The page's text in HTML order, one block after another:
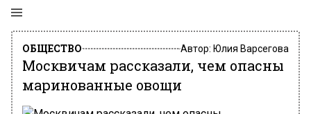
ОБЩЕСТВО Автор: Юлия Варсегова
Москвичам рассказали, чем опасны
маринованные овощи